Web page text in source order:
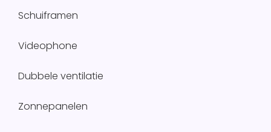
Schuiframen
Videophone
Dubbele ventilatie
Zonnepanelen